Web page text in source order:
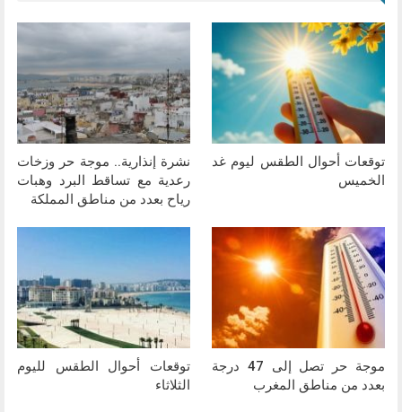
توقعات أحوال الطقس ليوم غد
الخميس
نشرة إنذارية.. موجة حر وزخات
رعدية مع تساقط البرد وهبات
رياح بعدد من مناطق المملكة
موجة حر تصل إلى 47 درجة
بعدد من مناطق المغرب
توقعات أحوال الطقس لليوم
الثلاثاء